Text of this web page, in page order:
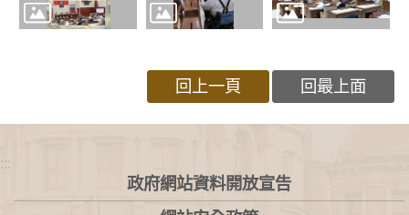
回上一頁 回最上面
:::
政府網站資料開放宣告